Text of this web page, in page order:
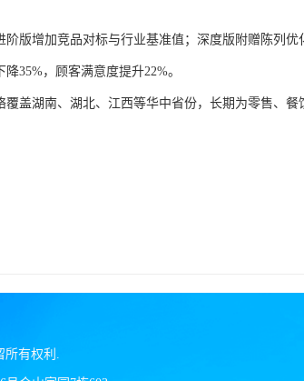
版增加竞品对标与行业基准值；深度版附赠陈列
降35%，顾客满意度提升22%。
盖湖南、湖北、江西等华中省份，长期为零售、
所有权利.